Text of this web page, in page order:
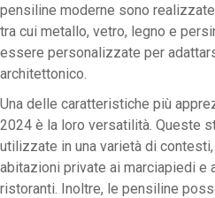
pensiline moderne sono
tra cui metallo, vetro, legno e
essere personalizzate per
architettonico.
Una delle caratteristiche più
2024 è la loro versatilità. Queste
utilizzate in una varietà di
abitazioni private ai marciapiedi e
ristoranti. Inoltre, le pensiline